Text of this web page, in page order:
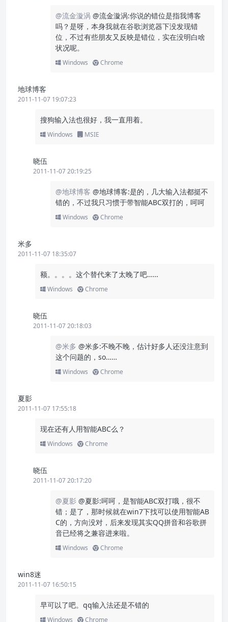
@流金漩涡 @流金漩涡:你说的错位是指我博客
吗？是呀，本身我就在谷歌浏览器下没发现错
位，不过有些朋友又反映是错位，实在没明白啥
状况呢。
Windows Chrome
地球博客
2011-11-07 19:07:23
搜狗输入法也很好，我一直用着。
Windows MSIE
晓伍
2011-11-07 20:19:25
@地球博客 @地球博客:是的，几大输入法都挺不
错的，不过我只习惯于带智能ABC双打的，呵呵
Windows Chrome
米多
2011-11-07 18:35:07
额。。。。这个替代来了太晚了吧……
Windows Chrome
晓伍
2011-11-07 20:18:03
@米多 @米多:不晚不晚，估计好多人还没注意到
这个问题的，so……
Windows Chrome
夏影
2011-11-07 17:55:18
现在还有人用智能ABC么？
Windows Chrome
晓伍
2011-11-07 20:17:20
@夏影 @夏影:呵呵，是智能ABC双打哦，很不
错；是了，那时候就在win7下找可以使用智能AB
C的，方向没对，后来发现其实QQ拼音和谷歌拼
音已经将之兼容进来啦。
Windows Chrome
win8迷
2011-11-07 16:50:15
早可以了吧。qq输入法还是不错的
Windows Chrome